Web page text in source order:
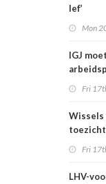
lef’
Mon
IGJ
Fri
Wissels
Fri
LHV-